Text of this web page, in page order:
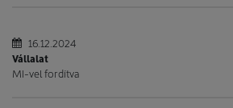
16.12.2024
Vállalat
MI-vel fordítva